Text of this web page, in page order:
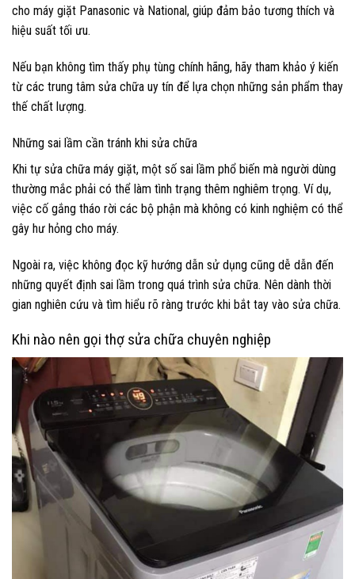
cho máy giặt Panasonic và National, giúp đảm bảo tương thích và
hiệu suất tối ưu.
Nếu bạn không tìm thấy phụ tùng chính hãng, hãy tham khảo ý kiến
từ các trung tâm sửa chữa uy tín để lựa chọn những sản phẩm thay
thế chất lượng.
Những sai lầm cần tránh khi sửa chữa
Khi tự sửa chữa máy giặt, một số sai lầm phổ biến mà người dùng
thường mắc phải có thể làm tình trạng thêm nghiêm trọng. Ví dụ,
việc cố gắng tháo rời các bộ phận mà không có kinh nghiệm có thể
gây hư hỏng cho máy.
Ngoài ra, việc không đọc kỹ hướng dẫn sử dụng cũng dễ dẫn đến
những quyết định sai lầm trong quá trình sửa chữa. Nên dành thời
gian nghiên cứu và tìm hiểu rõ ràng trước khi bắt tay vào sửa chữa.
Khi nào nên gọi thợ sửa chữa chuyên nghiệp